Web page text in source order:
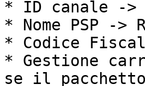
* ID canale -
* Nome PSP ->
* Codice
* Gestione
se il